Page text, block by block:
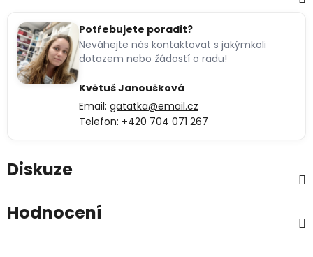
Potřebujete poradit?
Neváhejte nás kontaktovat s jakýmkoli
dotazem nebo žádostí o radu!
Květuš Janoušková
Email: gatatka@email.cz
Telefon: +420 704 071 267
Diskuze
Hodnocení